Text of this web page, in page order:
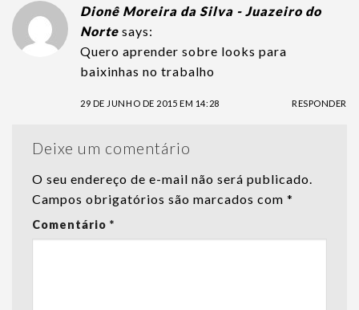
Dionê Moreira da Silva - Juazeiro do
Norte says:
Quero aprender sobre looks para
baixinhas no trabalho
29 DE JUNHO DE 2015 EM 14:28 RESPONDER
Deixe um comentário
O seu endereço de e-mail não será publicado.
Campos obrigatórios são marcados com *
Comentário *